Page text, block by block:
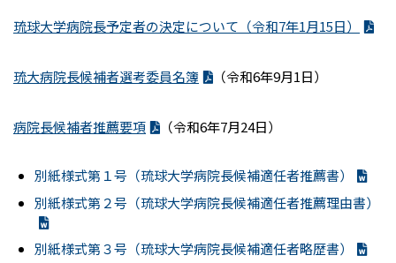
琉球⼤学病院⻑予定者の決定について（令和7年1⽉15⽇）
琉大病院長候補者選考委員名簿 （令和6年9月1日）
病院長候補者推薦要項 （令和6年7月24日）
別紙様式第１号（琉球大学病院長候補適任者推薦書）
別紙様式第２号（琉球大学病院長候補適任者推薦理由書）
別紙様式第３号（琉球大学病院長候補適任者略歴書）